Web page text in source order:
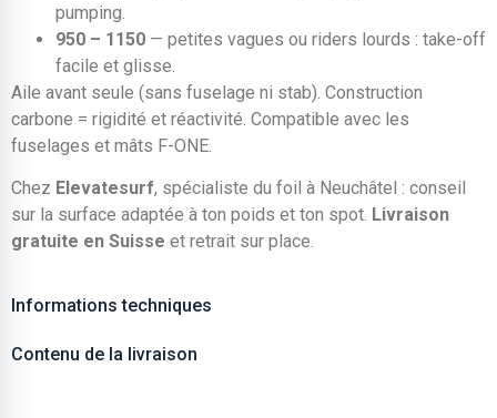
pumping.
950 – 1150 — petites vagues ou riders lourds : take-off
facile et glisse.
Aile avant seule (sans fuselage ni stab). Construction
carbone = rigidité et réactivité. Compatible avec les
fuselages et mâts F-ONE.
Chez Elevatesurf, spécialiste du foil à Neuchâtel : conseil
sur la surface adaptée à ton poids et ton spot. Livraison
gratuite en Suisse et retrait sur place.
Informations techniques
Contenu de la livraison